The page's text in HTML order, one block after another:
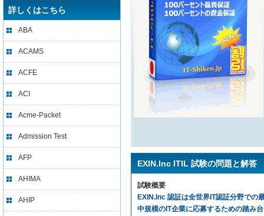
詳しくはこちら
ABA
ACAMS
ACFE
ACI
Acme-Packet
Admission Test
AFP
AHIMA
AHIP
EXIN.Inc ITIL 試験の問題と解答
試験概要
EXIN.Inc 認証は全世界IT認証分野での
中規模のIT企業に応募するための踏み